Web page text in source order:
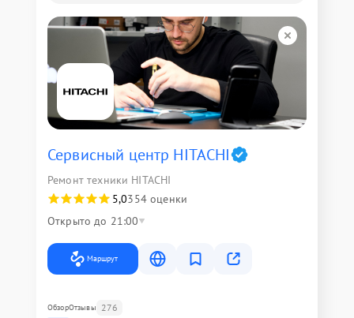
Сервисный центр HITACHI
Ремонт техники HITACHI
5,0354 оценки
Открыто до 21:00
Маршрут
ОбзорОтзывы 276